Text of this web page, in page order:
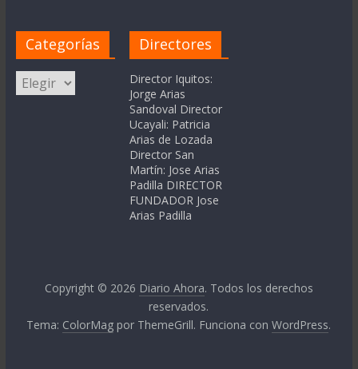
Categorías
Categorías
Directores
Director Iquitos:
Jorge Arias
Sandoval Director
Ucayali: Patricia
Arias de Lozada
Director San
Martín: Jose Arias
Padilla DIRECTOR
FUNDADOR Jose
Arias Padilla
Copyright © 2026 Diario Ahora. Todos los derechos
reservados.
Tema: ColorMag por ThemeGrill. Funciona conWordPress.